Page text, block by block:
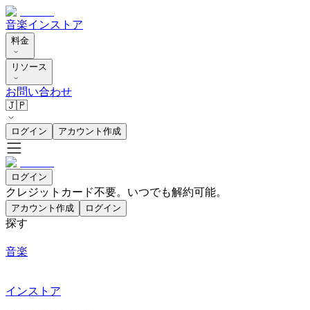
音楽インストア
料金
リソース
お問い合わせ
🇯🇵
ログイン アカウント作成
ログイン
クレジットカード不要。いつでも解約可能。
アカウント作成 ログイン
探す
音楽
インストア